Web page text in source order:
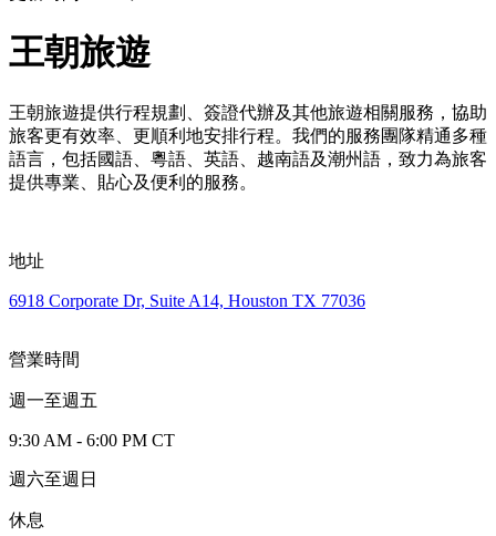
王朝旅遊
王朝旅遊提供行程規劃、簽證代辦及其他旅遊相關服務，協助
旅客更有效率、更順利地安排行程。我們的服務團隊精通多種
語言，包括國語、粵語、英語、越南語及潮州語，致力為旅客
提供專業、貼心及便利的服務。
地址
6918 Corporate Dr, Suite A14, Houston TX 77036
營業時間
週一至週五
9:30 AM - 6:00 PM CT
週六至週日
休息